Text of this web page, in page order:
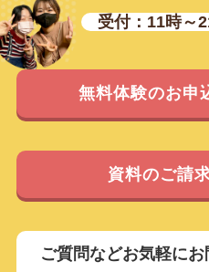
受付：11時～
無料体験のお申
資料のご請
ご質問などお気軽にお